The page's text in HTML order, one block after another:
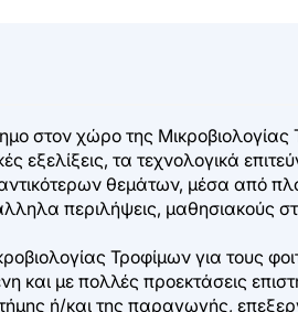
στον χώρο της
τα τεχνολογικά
θεμάτων, μέσα από
περιλήψεις, μαθησιακούς
Τροφίμων για τους
και με πολλές προεκτάσεις
ή/και της παραγωγής,